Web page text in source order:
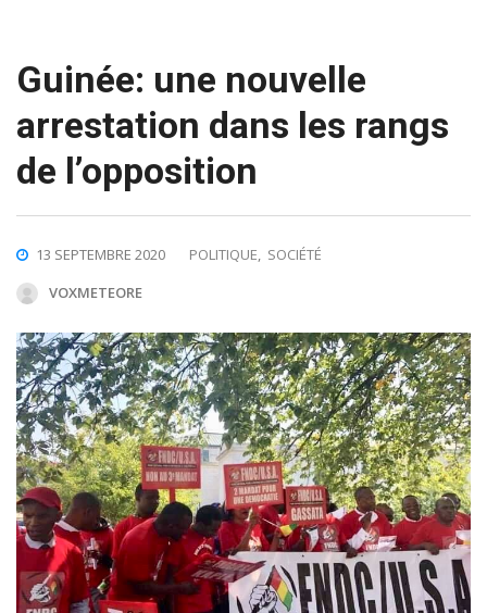
Guinée: une nouvelle
arrestation dans les rangs
de l’opposition
13 SEPTEMBRE 2020 POLITIQUE, SOCIÉTÉ
VOXMETEORE